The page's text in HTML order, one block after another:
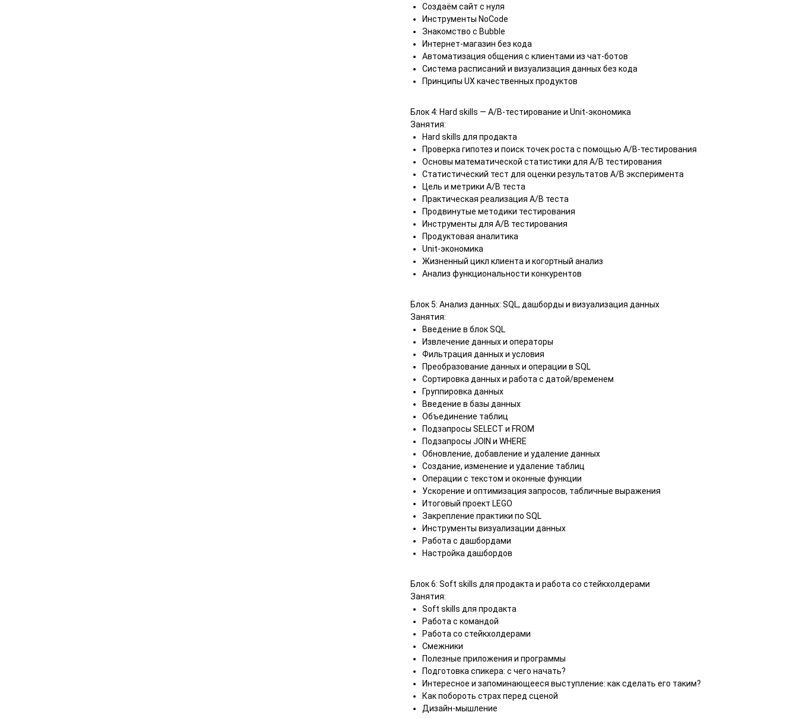
Создаём сайт с нуля
Инструменты NoCode
Знакомство с Bubble
Интернет-магазин без кода
Автоматизация общения с клиентами из чат-ботов
Система расписаний и визуализация данных без кода
Принципы UX качественных продуктов
Блок 4: Hard skills — A/B-тестирование и Unit-экономика
Занятия:
Hard skills для продакта
Проверка гипотез и поиск точек роста с помощью A/B-тестирования
Основы математической статистики для A/B тестирования
Статистический тест для оценки результатов A/B эксперимента
Цель и метрики A/B теста
Практическая реализация A/B теста
Продвинутые методики тестирования
Инструменты для A/B тестирования
Продуктовая аналитика
Unit-экономика
Жизненный цикл клиента и когортный анализ
Анализ функциональности конкурентов
Блок 5: Анализ данных: SQL, дашборды и визуализация данных
Занятия:
Введение в блок SQL
Извлечение данных и операторы
Фильтрация данных и условия
Преобразование данных и операции в SQL
Cортировка данных и работа с датой/временем
Группировка данных
Введение в базы данных
Объединение таблиц
Подзапросы SELECT и FROM
Подзапросы JOIN и WHERE
Обновление, добавление и удаление данных
Создание, изменение и удаление таблиц
Операции с текстом и оконные функции
Ускорение и оптимизация запросов, табличные выражения
Итоговый проект LEGO
Закрепление практики по SQL
Инструменты визуализации данных
Работа с дашбордами
Настройка дашбордов
Блок 6: Soft skills для продакта и работа со стейкхолдерами
Занятия:
Soft skills для продакта
Работа с командой
Работа со стейкхолдерами
Смежники
Полезные приложения и программы
Подготовка спикера: с чего начать?
Интересное и запоминающееся выступление: как сделать его таким?
Как побороть страх перед сценой
Дизайн-мышление